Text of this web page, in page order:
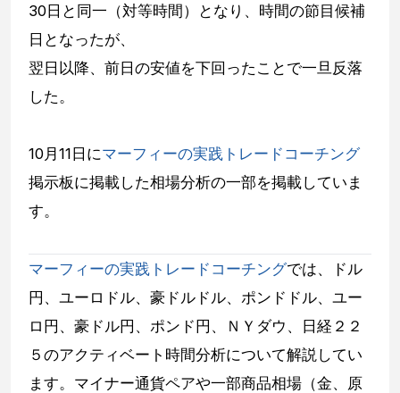
30日と同一（対等時間）となり、時間の節目候補
日となったが、
翌日以降、前日の安値を下回ったことで一旦反落
した。
10月11日にマーフィーの実践トレードコーチング
掲示板に掲載した相場分析の一部を掲載していま
す。
マーフィーの実践トレードコーチングでは、ドル
円、ユーロドル、豪ドルドル、ポンドドル、ユー
ロ円、豪ドル円、ポンド円、ＮＹダウ、日経２２
５のアクティベート時間分析について解説してい
ます。マイナー通貨ペアや一部商品相場（金、原